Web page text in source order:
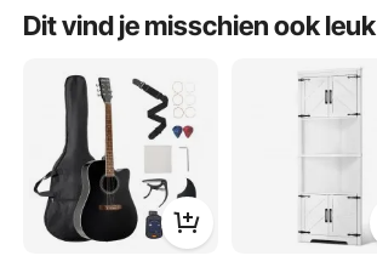
Dit vind je misschien ook leuk